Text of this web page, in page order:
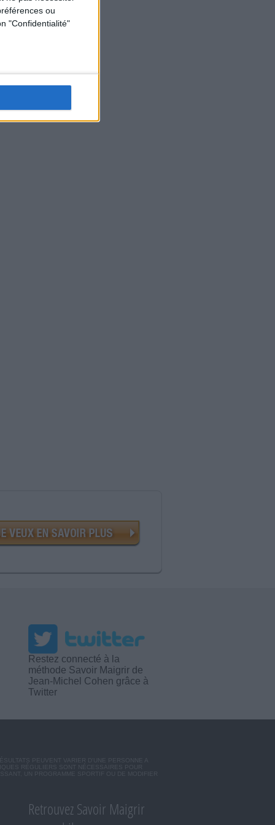
ou
"Confidentialité"
Restez connecté à la
méthode Savoir Maigrir de
Jean-Michel Cohen grâce à
Twitter
PEUVENT VARIER D'UNE PERSONNE A
RÉGULIERS SONT NÉCESSAIRES POUR
UN PROGRAMME SPORTIF OU DE MODIFIER
Retrouvez Savoir Maigrir